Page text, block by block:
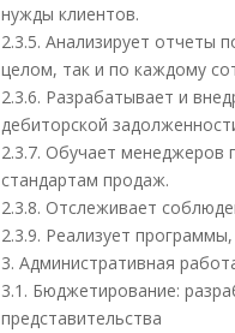
нужды клиентов.
2.3.5. Анализирует отчеты
целом, так и по каждому
2.3.6. Разрабатывает и
дебиторской
2.3.7. Обучает
стандартам продаж.
2.3.8. Отслеживает
2.3.9. Реализует
3. Административная
3.1. Бюджетирование:
представительства